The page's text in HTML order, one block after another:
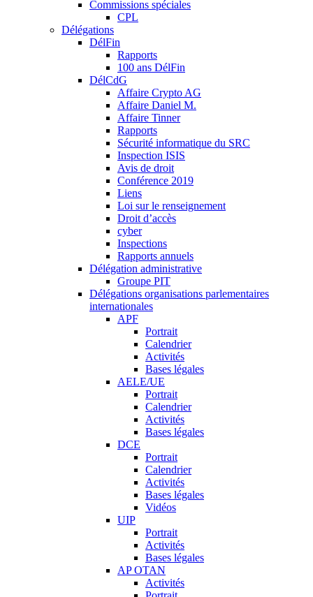
Commissions spéciales
CPL
Délégations
DélFin
Rapports
100 ans DélFin
DélCdG
Affaire Crypto AG
Affaire Daniel M.
Affaire Tinner
Rapports
Sécurité informatique du SRC
Inspection ISIS
Avis de droit
Conférence 2019
Liens
Loi sur le renseignement
Droit d’accès
cyber
Inspections
Rapports annuels
Délégation administrative
Groupe PIT
Délégations organisations parlementaires
internationales
APF
Portrait
Calendrier
Activités
Bases légales
AELE/UE
Portrait
Calendrier
Activités
Bases légales
DCE
Portrait
Calendrier
Activités
Bases légales
Vidéos
UIP
Portrait
Activités
Bases légales
AP OTAN
Activités